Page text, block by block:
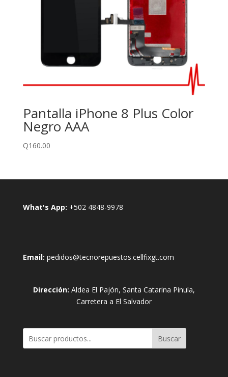
Pantalla iPhone 8 Plus Color
Negro AAA
Q160.00
What's App: +502 4848-9978
Email: pedidos@tecnorepuestos.cellfixgt.com
Dirección: Aldea El Pajón, Santa Catarina Pinula,
Carretera a El Salvador
Buscar